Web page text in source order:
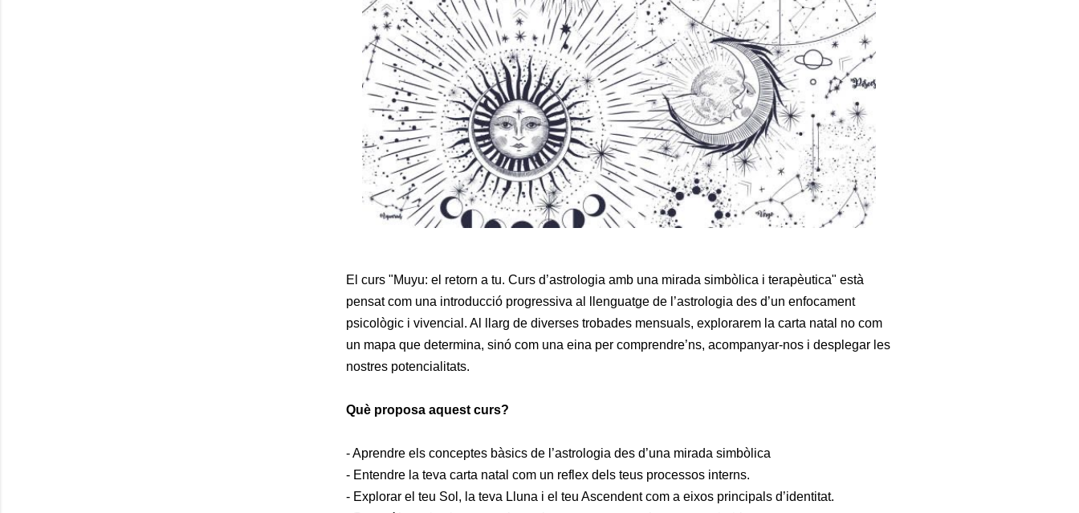
El curs "Muyu: el retorn a tu. Curs d’astrologia amb una mirada simbòlica i terapèutica" està
pensat com una introducció progressiva al llenguatge de l’astrologia des d’un enfocament
psicològic i vivencial. Al llarg de diverses trobades mensuals, explorarem la carta natal no com
un mapa que determina, sinó com una eina per comprendre’ns, acompanyar-nos i desplegar les
nostres potencialitats.
Què proposa aquest curs?
- Aprendre els conceptes bàsics de l’astrologia des d’una mirada simbòlica
- Entendre la teva carta natal com un reflex dels teus processos interns.
- Explorar el teu Sol, la teva Lluna i el teu Ascendent com a eixos principals d’identitat.